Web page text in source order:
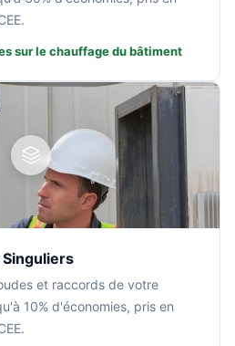
sur le chauffage du bâtiment
et raccords de votre
10% d'économies, pris en